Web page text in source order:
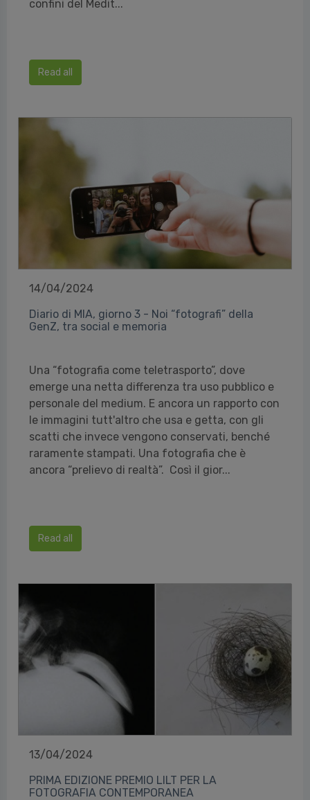
confini del Medit...
Read all
14/04/2024
Diario di MIA, giorno 3 - Noi “fotografi” della
GenZ, tra social e memoria
Una “fotografia come teletrasporto”, dove
emerge una netta differenza tra uso pubblico e
personale del medium. E ancora un rapporto con
le immagini tutt'altro che usa e getta, con gli
scatti che invece vengono conservati, benché
raramente stampati. Una fotografia che è
ancora “prelievo di realtà”. Così il gior...
Read all
13/04/2024
PRIMA EDIZIONE PREMIO LILT PER LA
FOTOGRAFIA CONTEMPORANEA